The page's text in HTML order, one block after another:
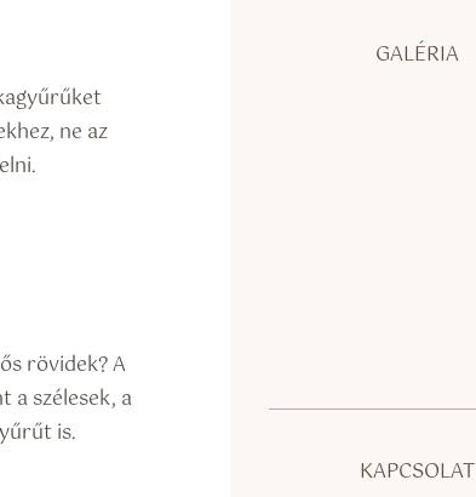
ne az
rövidek? A
a szélesek, a
is.
GALÉRIA
KAPCSOLAT